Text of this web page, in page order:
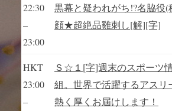
22:30
–
23:00
黒幕と疑われがち!?名脇役(
顔★超絶品雞刺し[解][字]
HKT
23:00
–
Ｓ☆１[字]週末のスポーツ
組。世界で活躍するアスリ
熱く厚くお屆けします！